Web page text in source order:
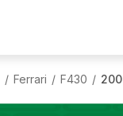
/ Ferrari / F430 /